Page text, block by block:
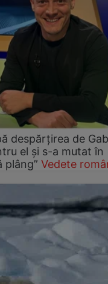
despărțirea de
el și s-a mutat în
plâng” Vedete